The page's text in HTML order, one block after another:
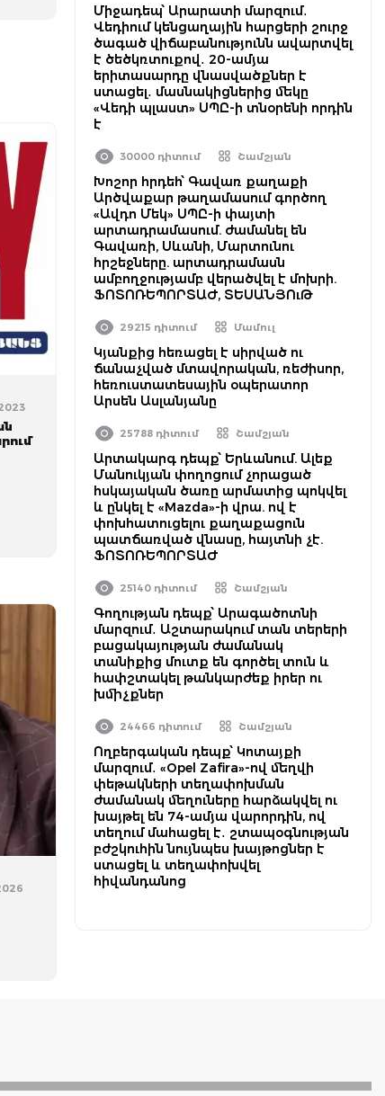
2023
Միջադեպ՝ Արարատի մարզում․
Վեդիում կենցաղային հարցերի շուրջ
ծագած վիճաբանությունն ավարտվել
է ծեծկռտուքով․ 20-ամյա
երիտասարդը վնասվածքներ է
ստացել․ մասնակիցներից մեկը
«Վեդի պլաստ» ՍՊԸ-ի տնօրենի որդին
է
30000 դիտում Շամշյան
Խոշոր հրդեհ՝ Գավառ քաղաքի
Արծվաքար թաղամասում գործող
«Ավդո Մեկ» ՍՊԸ-ի փայտի
արտադրամասում. ժամանել են
Գավառի, Սևանի, Մարտունու
հրշեջները. արտադրամասն
ամբողջությամբ վերածվել է մոխրի.
ՖՈՏՈՌԵՊՈՐՏԱԺ, ՏԵՍԱՆՅՈւԹ
29215 դիտում Մամուլ
Կյանքից հեռացել է սիրված ու
ճանաչված մտավորական, ռեժիսոր,
հեռուստատեսային օպերատոր
Արսեն Ասլանյանը
25788 դիտում Շամշյան
Արտակարգ դեպք՝ Երևանում. Ալեք
Մանուկյան փողոցում չորացած
հսկայական ծառը արմատից պոկվել
և ընկել է «Mazda»-ի վրա. ով է
փոխհատուցելու քաղաքացուն
պատճառված վնասը, հայտնի չէ.
ՖՈՏՈՌԵՊՈՐՏԱԺ
25140 դիտում Շամշյան
Գողության դեպք՝ Արագածոտնի
մարզում․ Աշտարակում տան տերերի
բացակայության ժամանակ
տանիքից մուտք են գործել տուն և
հափշտակել թանկարժեք իրեր ու
խմիչքներ
24466 դիտում Շամշյան
Ողբերգական դեպք՝ Կոտայքի
մարզում․ «Opel Zafira»-ով մեղվի
փեթակների տեղափոխման
ժամանակ մեղուները հարձակվել ու
խայթել են 74-ամյա վարորդին, ով
տեղում մահացել է․ շտապօգնության
բժշկուհին նույնպես խայթոցներ է
ստացել և տեղափոխվել
հիվանդանոց